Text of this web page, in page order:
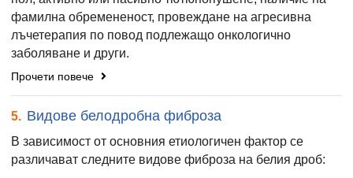
фамилна обремененост, провеждане на агресивна
лъчетерапия по повод подлежащо онкологично
заболяване и други.
Прочети повече
5. Видове белодробна фиброза
В зависимост от основния етиологичен фактор се
различават следните видове фиброза на белия дроб: